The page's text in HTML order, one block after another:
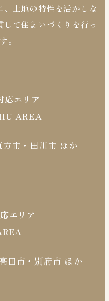
土地の特性を活かしな
て住まいづくりを行っ
。
応エリア
AREA
市・田川市 ほか
エリア
田市・別府市 ほか